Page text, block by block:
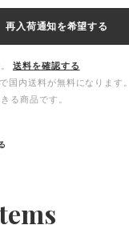
再入荷通知を希望する
送料を確認する
内送料が無料になります。
る商品です。